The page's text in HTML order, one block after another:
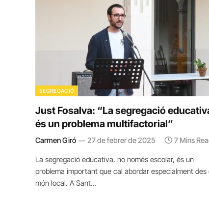
SEGREGACIÓ
Just Fosalva: “La segregació
és un problema multifactorial”
Carmen Giró 27 de febrer de 2025 7 Mins
La segregació educativa, no només escolar, és un
problema important que cal abordar especialment des
món local. A Sant…